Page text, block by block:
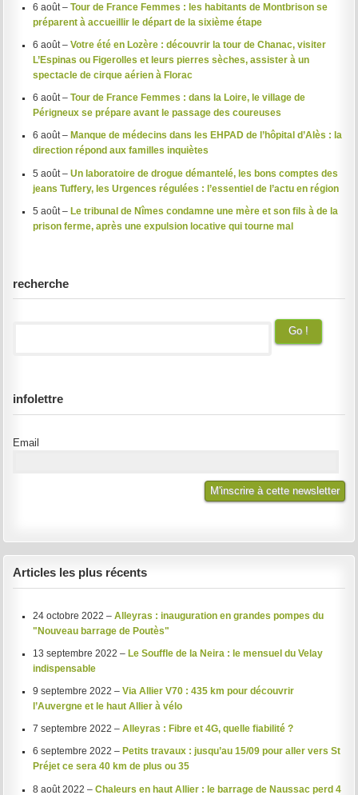
6 août – Tour de France Femmes : les habitants de Montbrison se
préparent à accueillir le départ de la sixième étape
6 août – Votre été en Lozère : découvrir la tour de Chanac, visiter
L’Espinas ou Figerolles et leurs pierres sèches, assister à un
spectacle de cirque aérien à Florac
6 août – Tour de France Femmes : dans la Loire, le village de
Périgneux se prépare avant le passage des coureuses
6 août – Manque de médecins dans les EHPAD de l’hôpital d’Alès : la
direction répond aux familles inquiètes
5 août – Un laboratoire de drogue démantelé, les bons comptes des
jeans Tuffery, les Urgences régulées : l’essentiel de l’actu en région
5 août – Le tribunal de Nîmes condamne une mère et son fils à de la
prison ferme, après une expulsion locative qui tourne mal
recherche
infolettre
Email
Articles les plus récents
24 octobre 2022 – Alleyras : inauguration en grandes pompes du
"Nouveau barrage de Poutès"
13 septembre 2022 – Le Souffle de la Neira : le mensuel du Velay
indispensable
9 septembre 2022 – Via Allier V70 : 435 km pour découvrir
l’Auvergne et le haut Allier à vélo
7 septembre 2022 – Alleyras : Fibre et 4G, quelle fiabilité ?
6 septembre 2022 – Petits travaux : jusqu’au 15/09 pour aller vers St
Préjet ce sera 40 km de plus ou 35
8 août 2022 – Chaleurs en haut Allier : le barrage de Naussac perd 4